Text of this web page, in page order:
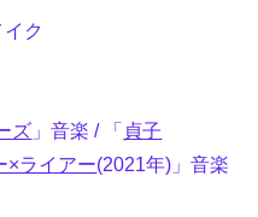
ク
ズ 」音楽 / 「 貞子
×ライアー(2021年)」音楽